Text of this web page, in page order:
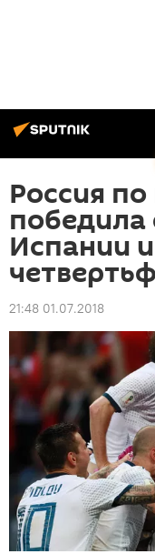
Россия
Испании
21:48 01.07.2018